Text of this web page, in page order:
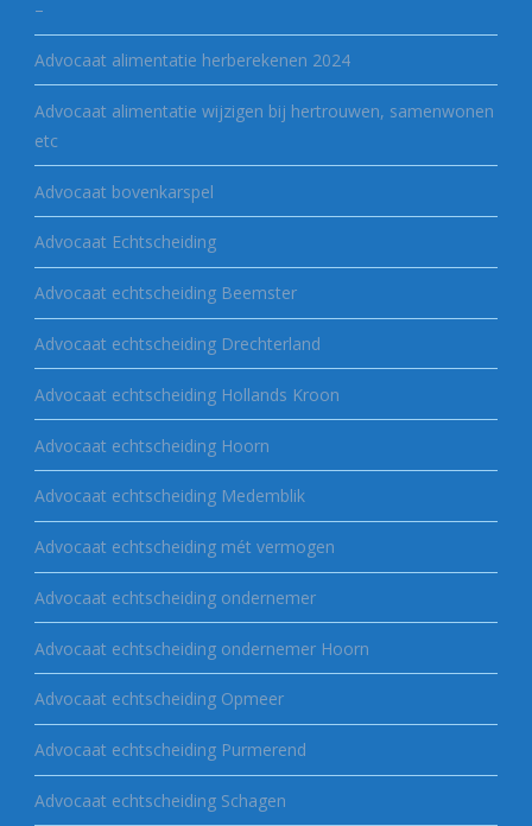
–
Advocaat alimentatie herberekenen 2024
Advocaat alimentatie wijzigen bij hertrouwen, samenwonen
etc
Advocaat bovenkarspel
Advocaat Echtscheiding
Advocaat echtscheiding Beemster
Advocaat echtscheiding Drechterland
Advocaat echtscheiding Hollands Kroon
Advocaat echtscheiding Hoorn
Advocaat echtscheiding Medemblik
Advocaat echtscheiding mét vermogen
Advocaat echtscheiding ondernemer
Advocaat echtscheiding ondernemer Hoorn
Advocaat echtscheiding Opmeer
Advocaat echtscheiding Purmerend
Advocaat echtscheiding Schagen